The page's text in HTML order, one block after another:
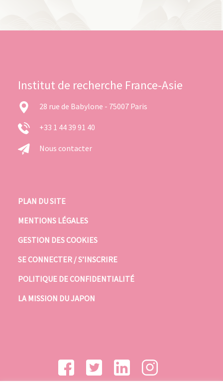
Institut de recherche France-Asie
28 rue de Babylone - 75007 Paris
+33 1 44 39 91 40
Nous contacter
PLAN DU SITE
MENTIONS LÉGALES
GESTION DES COOKIES
SE CONNECTER / S’INSCRIRE
POLITIQUE DE CONFIDENTIALITÉ
LA MISSION DU JAPON